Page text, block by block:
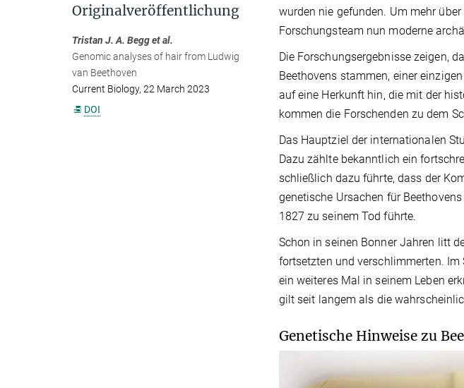
wurden nie gefunden. Um mehr
Forschungsteam nun moderne
Die Forschungsergebnisse zeigen,
Beethovens stammen, einer
auf eine Herkunft hin, die mit der
kommen die Forschenden zu dem
Das Hauptziel der internationalen
Dazu zählte bekanntlich ein
schließlich dazu führte, dass der
genetische Ursachen für
1827 zu seinem Tod führte.
Schon in seinen Bonner Jahren litt
fortsetzten und verschlimmerten.
ein weiteres Mal in seinem Leben
gilt seit langem als die
Genetische Hinweise zu
Originalveröffentlichung
Tristan J. A. Begg et al.
Genomic analyses of hair from Ludwig
van Beethoven
Current Biology, 22 March 2023
DOI